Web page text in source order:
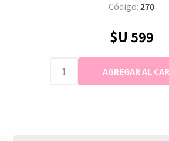
Código: 270
$U 599